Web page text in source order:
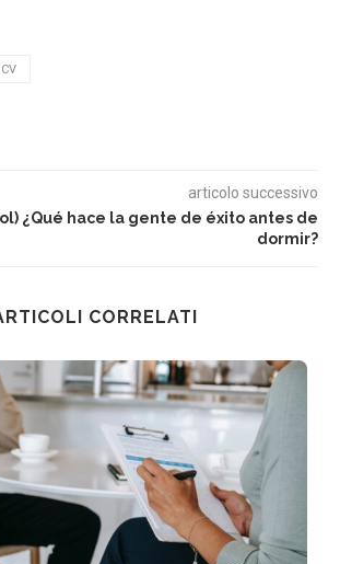
CV
articolo successivo
¿Qué hace la gente de éxito antes de
dormir?
CORRELATI